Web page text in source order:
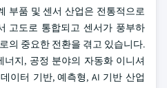
부품 및 센서 산업은 전통적으로
고도로 통합되고 센서가 풍부하
의 중요한 전환을 겪고 있습니다.
지, 공정 분야의 자동화 이니셔
이터 기반, 예측형, AI 기반 산업